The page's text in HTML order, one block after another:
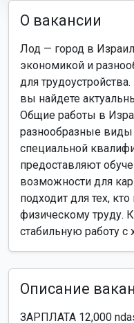
О вакансии
Лод — город в
экономикой и
для
вы найдете
Общие работы в
разнообразные
специальной
предоставляют
возможности для
подходит для тех,
физическому труду.
стабильную работу
Описание
ЗАРПЛАТА 12,000